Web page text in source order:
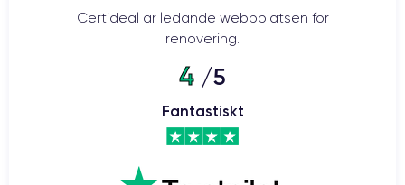
Certideal är ledande webbplatsen för
renovering.
4 /5
Fantastiskt